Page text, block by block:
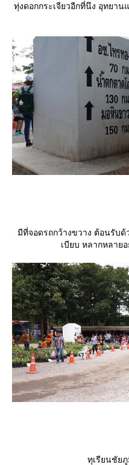
ทุ่งดอกกระเจียวอีกที่นึง อุทยาน
มีที่จอดรถกว้างขวาง ต้อนรับด้
เบียบ หลากหลาย
ทุเรียนชัย